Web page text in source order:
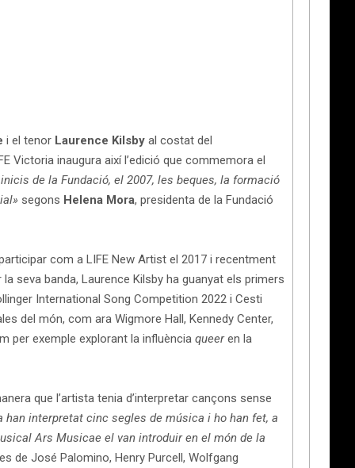
i el tenor Laurence Kilsby al costat del
Victoria inaugura així l’edició que commemora el
de la Fundació, el 2007, les beques, la formació
segons Helena Mora, presidenta de la Fundació
com a LIFE New Artist el 2017 i recentment
seva banda, Laurence Kilsby ha guanyat els primers
International Song Competition 2022 i Cesti
del món, com ara Wigmore Hall, Kennedy Center,
per exemple explorant la influència queeren la
que l’artista tenia d’interpretar cançons sense
interpretat cinc segles de música i ho han fet, a
Ars Musicae el van introduir en el món de la
de José Palomino, Henry Purcell, Wolfgang